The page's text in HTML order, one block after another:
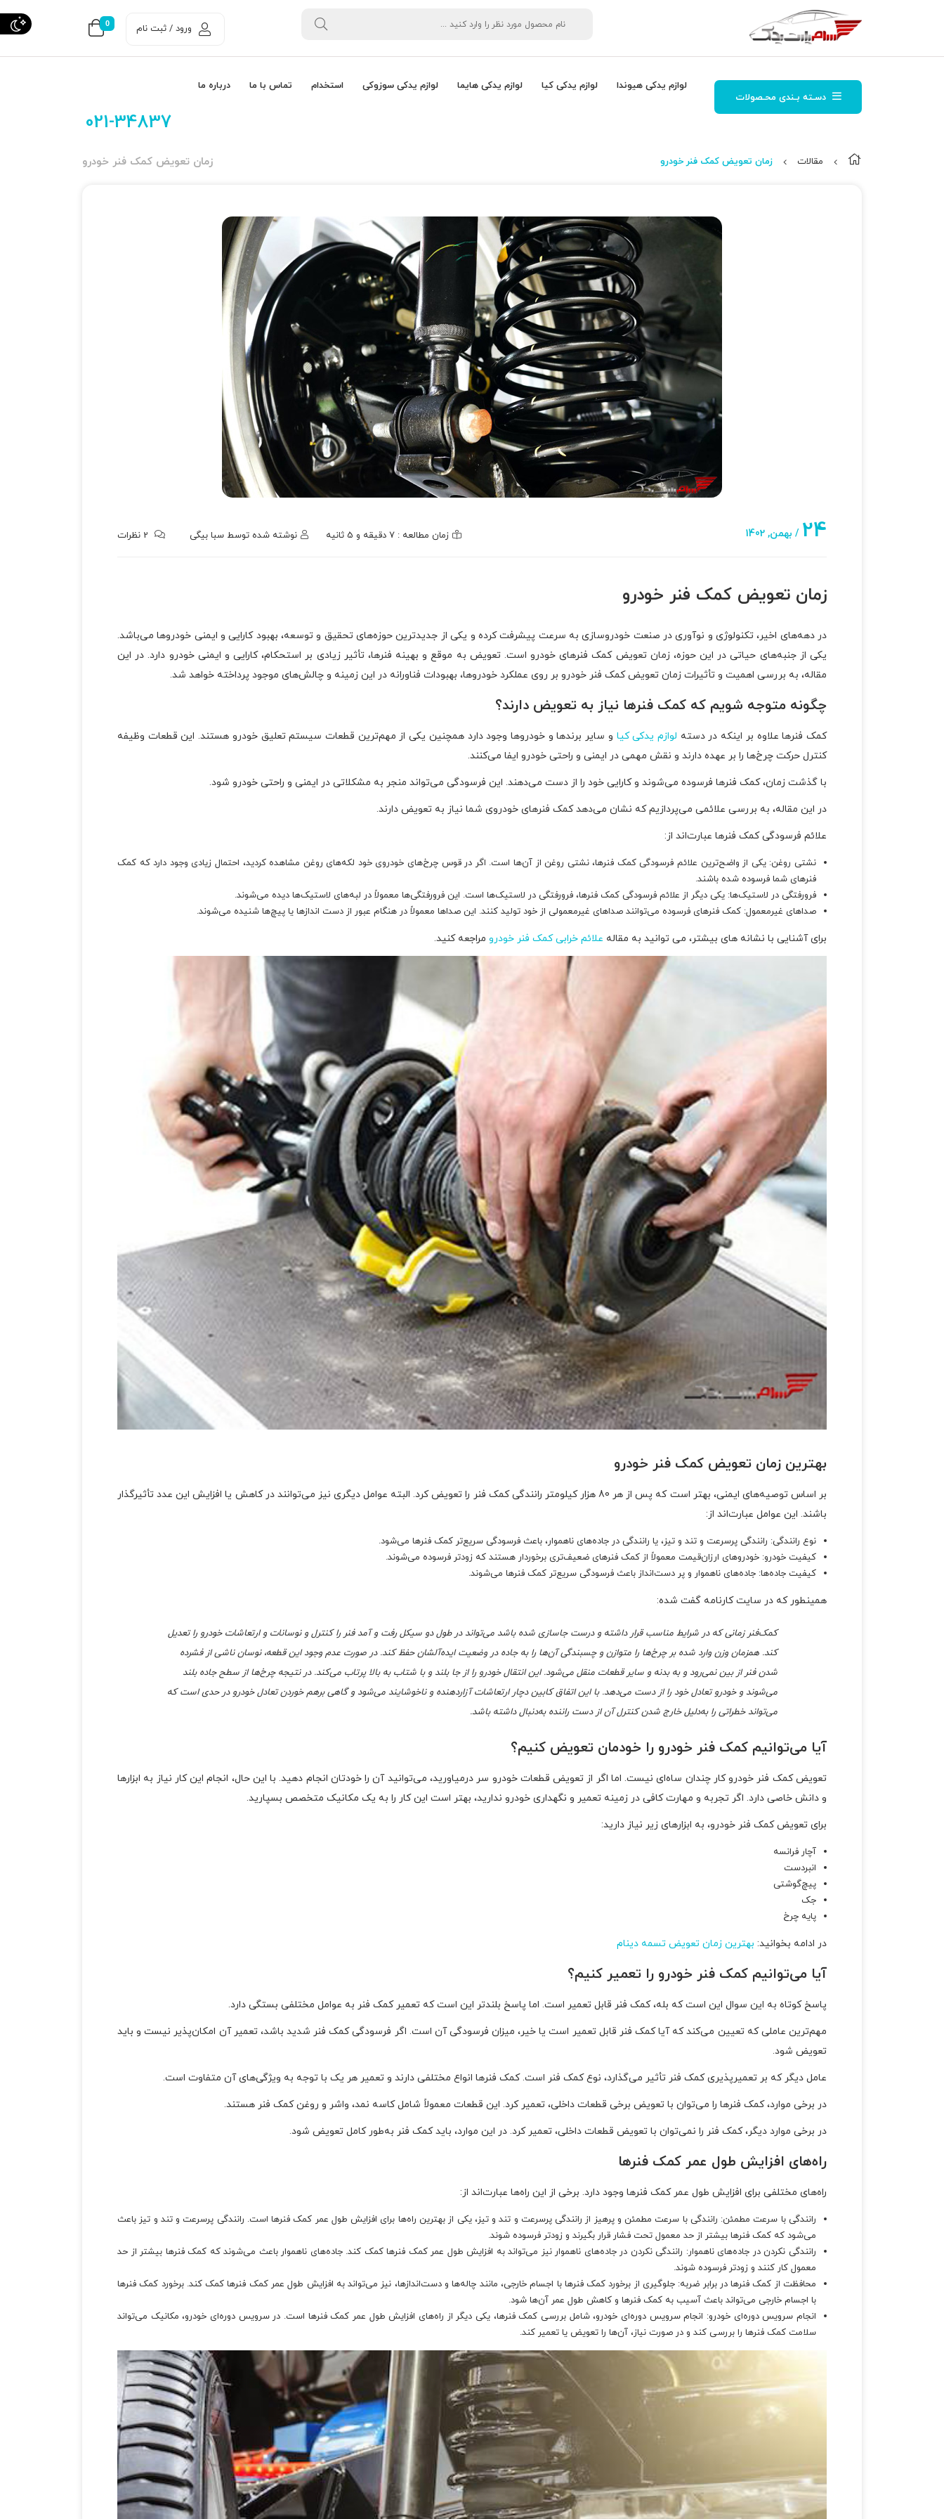
0 ورود / ثبت نام
دسـته بـندی محـصولات
لوازم یدکی هیوندا لوازم یدکی کیا لوازم یدکی هایما لوازم یدکی سوزوکی استخدام تماس با ما درباره ما
021-34837
زمان تعویض کمک فنر خودرو مقالات زمان تعویض کمک فنر خودرو
24 / بهمن, 1402 نظرات نوشته شده توسط سبا بیگی زمان مطالعه : 7 دقیقه و 5 ثانیه
زمان تعویض کمک فنر خودرو
در دهه‌های اخیر، تکنولوژی و نوآوری در صنعت خودروسازی به سرعت پیشرفت کرده و یکی از جدیدترین حوزه‌های تحقیق و توسعه، بهبود کارایی و ایمنی خودروها می‌باشد.
یکی از جنبه‌های حیاتی در این حوزه، زمان تعویض کمک فنرهای خودرو است. تعویض به موقع و بهینه فنرها، تأثیر زیادی بر استحکام، کارایی و ایمنی خودرو دارد. در این
مقاله، به بررسی اهمیت و تأثیرات زمان تعویض کمک فنر خودرو بر روی عملکرد خودروها، بهبودات فناورانه در این زمینه و چالش‌های موجود پرداخته خواهد شد.
چگونه متوجه شویم که کمک فنرها نیاز به تعویض دارند؟
کمک فنرها علاوه بر اینکه در دسته لوازم یدکی کیا و سایر برندها و خودروها وجود دارد همچنین یکی از مهم‌ترین قطعات سیستم تعلیق خودرو هستند. این قطعات وظیفه
کنترل حرکت چرخ‌ها را بر عهده دارند و نقش مهمی در ایمنی و راحتی خودرو ایفا می‌کنند.
با گذشت زمان، کمک فنرها فرسوده می‌شوند و کارایی خود را از دست می‌دهند. این فرسودگی می‌تواند منجر به مشکلاتی در ایمنی و راحتی خودرو شود.
در این مقاله، به بررسی علائمی می‌پردازیم که نشان می‌دهد کمک فنرهای خودروی شما نیاز به تعویض دارند.
علائم فرسودگی کمک فنرها عبارت‌اند از:
نشتی روغن: یکی از واضح‌ترین علائم فرسودگی کمک فنرها، نشتی روغن از آن‌ها است. اگر در قوس چرخ‌های خودروی خود لکه‌های روغن مشاهده کردید، احتمال زیادی وجود دارد که کمک
فنرهای شما فرسوده شده باشند.
فرورفتگی در لاستیک‌ها: یکی دیگر از علائم فرسودگی کمک فنرها، فرورفتگی در لاستیک‌ها است. این فرورفتگی‌ها معمولاً در لبه‌های لاستیک‌ها دیده می‌شوند.
صداهای غیرمعمول: کمک فنرهای فرسوده می‌توانند صداهای غیرمعمولی از خود تولید کنند. این صداها معمولاً در هنگام عبور از دست اندازها یا پیچ‌ها شنیده می‌شوند.
برای آشنایی با نشانه های بیشتر، می توانید به مقاله علائم خرابی کمک فنر خودرو مراجعه کنید.
بهترین زمان تعویض کمک فنر خودرو
بر اساس توصیه‌های ایمنی، بهتر است که پس از هر 80 هزار کیلومتر رانندگی کمک فنر را تعویض کرد. البته عوامل دیگری نیز می‌توانند در کاهش یا افزایش این عدد تأثیرگذار
باشند. این عوامل عبارت‌اند از:
نوع رانندگی: رانندگی پرسرعت و تند و تیز، یا رانندگی در جاده‌های ناهموار، باعث فرسودگی سریع‌تر کمک فنرها می‌شود.
کیفیت خودرو: خودرو‌های ارزان‌قیمت معمولاً از کمک فنرهای ضعیف‌تری برخوردار هستند که زودتر فرسوده می‌شوند.
کیفیت جاده‌ها: جاده‌های ناهموار و پر دست‌انداز باعث فرسودگی سریع‌تر کمک فنرها می‌شوند.
همینطور که در سایت کارنامه گفت شده:
کمک‌فنر زمانی که در شرایط مناسب قرار داشته و درست جاسازی شده باشد می‌تواند در طول دو سیکل رفت و آمد فنر را کنترل و نوسانات و ارتعاشات خودرو را تعدیل
کند. همزمان وزن وارد شده بر چرخ‌ها را متوازن و چسبندگی آن‌ها را به جاده در وضعیت ایده‌آلشان حفظ کند. در صورت عدم وجود این قطعه، نوسان ناشی از فشرده
شدن فنر از بین نمی‌رود و به بدنه و سایر قطعات منقل می‌شود. این انتقال خودرو را از جا بلند و با شتاب به بالا پرتاب می‌کند. در نتیجه چرخ‌ها از سطح جاده بلند
می‌شوند و خودرو تعادل خود را از دست می‌دهد. با این اتفاق کابین دچار ارتعاشات آزاردهنده و ناخوشایند می‌شود و گاهی برهم خوردن تعادل خودرو در حدی است که
می‌تواند خطراتی را به‌دلیل خارج شدن کنترل آن از دست راننده به‌دنبال داشته باشد.
آیا می‌توانیم کمک فنر خودرو را خودمان تعویض کنیم؟
تعویض کمک فنر خودرو کار چندان سا‌ه‌ای نیست. اما اگر از تعویض قطعات خودرو سر درمیاورید، می‌توانید آن را خودتان انجام دهید. با این حال، انجام این کار نیاز به ابزارها
و دانش خاصی دارد. اگر تجربه و مهارت کافی در زمینه تعمیر و نگهداری خودرو ندارید، بهتر است این کار را به یک مکانیک متخصص بسپارید.
برای تعویض کمک فنر خودرو، به ابزارهای زیر نیاز دارید:
آچار فرانسه
انبردست
پیچ‌گوشتی
جک
پایه چرخ
در ادامه بخوانید: بهترین زمان تعویض تسمه دینام
آیا می‌توانیم کمک فنر خودرو‌ را تعمیر کنیم؟
پاسخ کوتاه به این سوال این است که بله، کمک فنر قابل تعمیر است. اما پاسخ بلندتر این است که تعمیر کمک فنر به عوامل مختلفی بستگی دارد.
مهم‌ترین عاملی که تعیین می‌کند که آیا کمک فنر قابل تعمیر است یا خیر، میزان فرسودگی آن است. اگر فرسودگی کمک فنر شدید باشد، تعمیر آن امکان‌پذیر نیست و باید
تعویض شود.
عامل دیگر که بر تعمیرپذیری کمک فنر تأثیر می‌گذارد، نوع کمک فنر است. کمک فنرها انواع مختلفی دارند و تعمیر هر یک با توجه به ویژگی‌های آن متفاوت است.
در برخی موارد، کمک فنرها را می‌توان با تعویض برخی قطعات داخلی، تعمیر کرد. این قطعات معمولاً شامل کاسه نمد، واشر و روغن کمک فنر هستند.
در برخی موارد دیگر، کمک فنر را نمی‌توان با تعویض قطعات داخلی، تعمیر کرد. در این موارد، باید کمک فنر به‌طور کامل تعویض شود.
راه‌های افزایش طول عمر کمک فنرها
راه‌های مختلفی برای افزایش طول عمر کمک فنرها وجود دارد. برخی از این راه‌ها عبارت‌اند از:
رانندگی با سرعت مطمئن: رانندگی با سرعت مطمئن و پرهیز از رانندگی پرسرعت و تند و تیز، یکی از بهترین راه‌ها برای افزایش طول عمر کمک فنرها است. رانندگی پرسرعت و تند و تیز باعث
می‌شود که کمک فنرها بیشتر از حد معمول تحت فشار قرار بگیرند و زودتر فرسوده شوند.
رانندگی نکردن در جاده‌های ناهموار: رانندگی نکردن در جاده‌های ناهموار نیز می‌تواند به افزایش طول عمر کمک فنرها کمک کند. جاده‌های ناهموار باعث می‌شوند که کمک فنرها بیشتر از حد
معمول کار کنند و زودتر فرسوده شوند.
محافظت از کمک فنرها در برابر ضربه: جلوگیری از برخورد کمک فنرها با اجسام خارجی، مانند چاله‌ها و دست‌اندازها، نیز می‌تواند به افزایش طول عمر کمک فنرها کمک کند. برخورد کمک فنرها
با اجسام خارجی می‌تواند باعث آسیب به کمک فنرها و کاهش طول عمر آن‌ها شود.
انجام سرویس دوره‌ای خودرو: انجام سرویس دوره‌ای خودرو، شامل بررسی کمک فنرها، یکی دیگر از راه‌های افزایش طول عمر کمک فنرها است. در سرویس دوره‌ای خودرو، مکانیک می‌تواند
سلامت کمک فنرها را بررسی کند و در صورت نیاز، آن‌ها را تعویض یا تعمیر کند.